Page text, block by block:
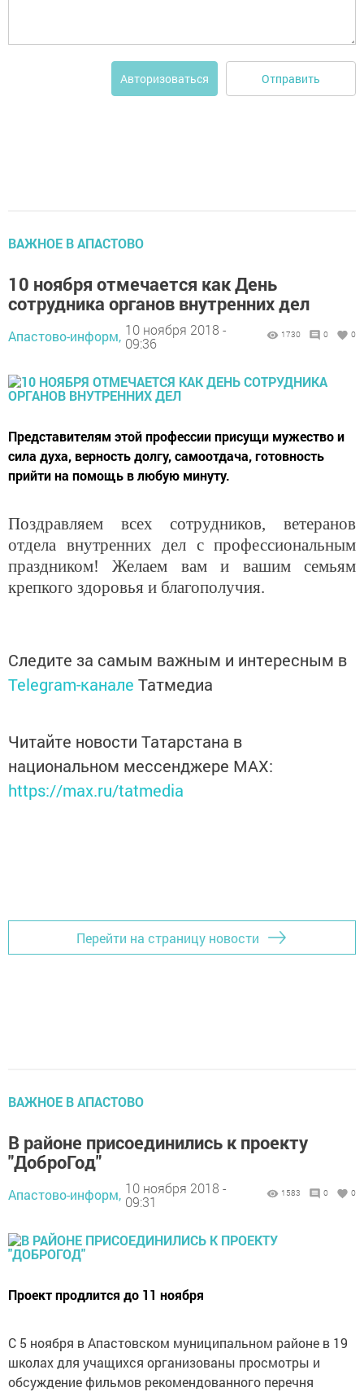
Авторизоваться Отправить
ВАЖНОЕ В АПАСТОВО
10 ноября отмечается как День
сотрудника органов внутренних дел
Апастово-информ, 10 ноября 2018 -
09:36
1730 0 0
Представителям этой профессии присущи мужество и
сила духа, верность долгу, самоотдача, готовность
прийти на помощь в любую минуту.
Поздравляем всех сотрудников, ветеранов
отдела внутренних дел с профессиональным
праздником! Желаем вам и вашим семьям
крепкого здоровья и благополучия.
Следите за самым важным и интересным в
Telegram-канале Татмедиа
Читайте новости Татарстана в
национальном мессенджере MАХ:
https://max.ru/tatmedia
Перейти на страницу новости
ВАЖНОЕ В АПАСТОВО
В районе присоединились к проекту
"ДоброГод"
Апастово-информ, 10 ноября 2018 -
09:31
1583 0 0
Проект продлится до 11 ноября
С 5 ноября в Апастовском муниципальном районе в 19
школах для учащихся организованы просмотры и
обсуждение фильмов рекомендованного перечня